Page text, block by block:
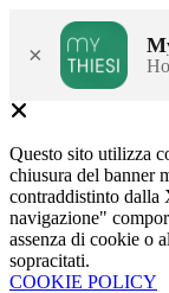
×
Questo sito utilizza
chiusura del banner
contraddistinto dalla
navigazione"
assenza di cookie o
sopracitati.
COOKIE POLICY